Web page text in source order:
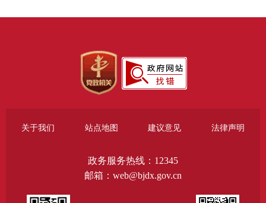
关于我们 站点地图 建议意见 法律声明
政务服务热线：12345
邮箱：web@bjdx.gov.cn